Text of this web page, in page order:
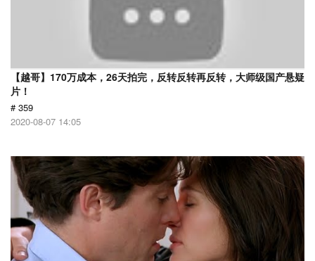
【越哥】170万成本，26天拍完，反转反转再反转，大师级国产悬疑
片！
# 359
2020-08-07 14:05